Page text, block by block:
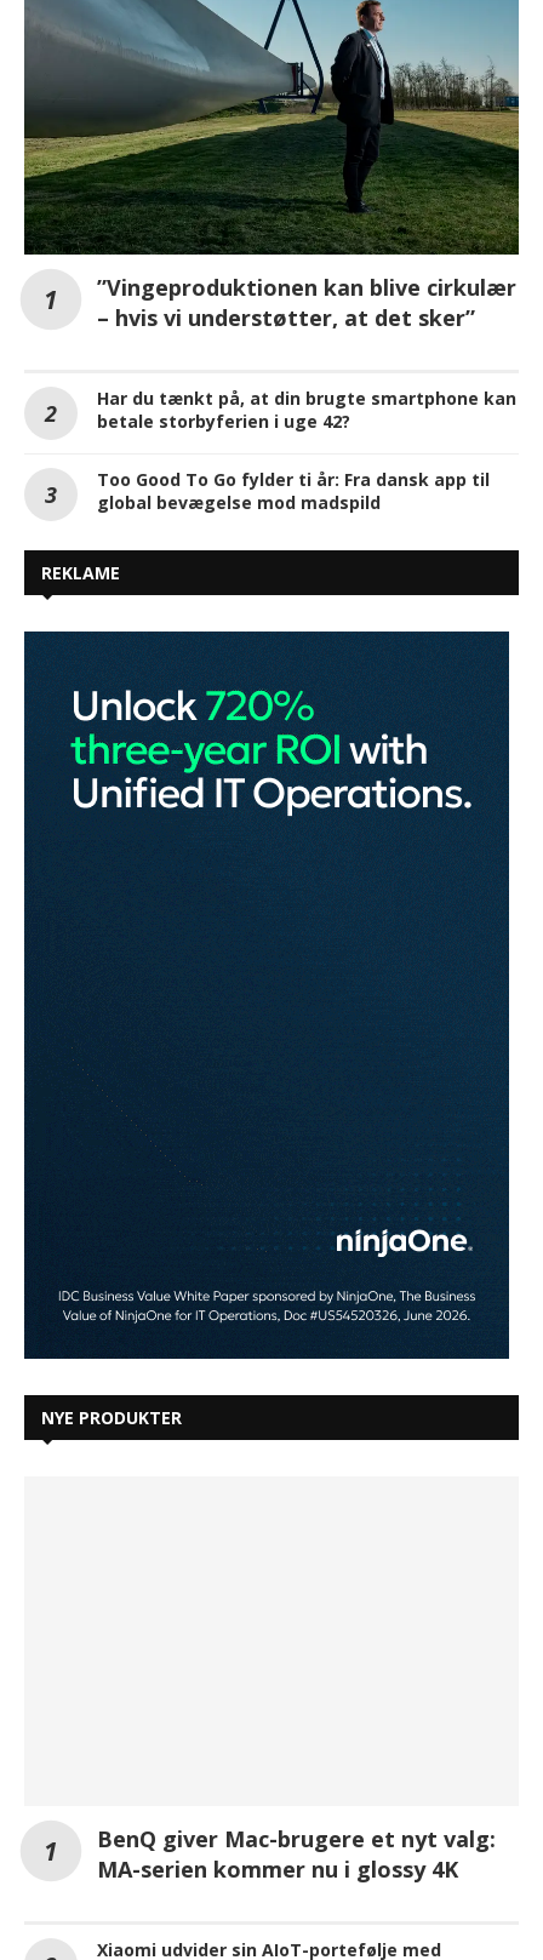
”Vingeproduktionen kan blive cirkulær
– hvis vi understøtter, at det sker”
Har du tænkt på, at din brugte smartphone kan
betale storbyferien i uge 42?
Too Good To Go fylder ti år: Fra dansk app til
global bevægelse mod madspild
REKLAME
NYE PRODUKTER
BenQ giver Mac-brugere et nyt valg:
MA-serien kommer nu i glossy 4K
Xiaomi udvider sin AIoT-portefølje med